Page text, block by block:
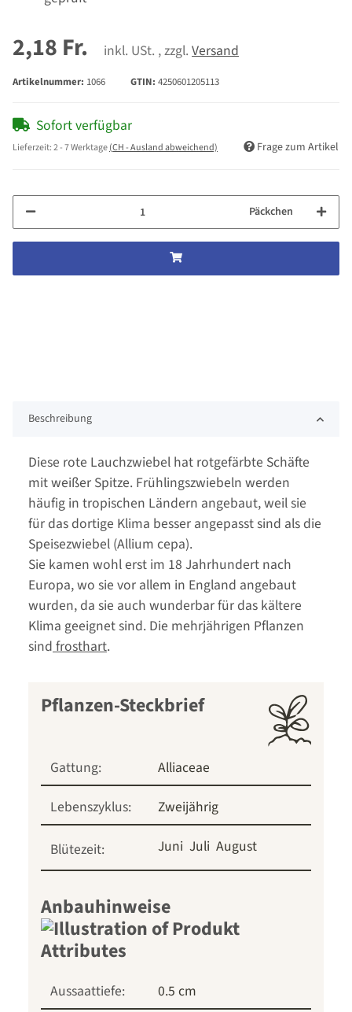
2,18 Fr. inkl. USt. , zzgl. Versand
Artikelnummer: 1066 GTIN: 4250601205113
Sofort verfügbar
Lieferzeit:2 - 7 Werktage(CH - Ausland abweichend) Frage zum Artikel
Päckchen
Beschreibung
Diese rote Lauchzwiebel hat rotgefärbte Schäfte
mit weißer Spitze. Frühlingszwiebeln werden
häufig in tropischen Ländern angebaut, weil sie
für das dortige Klima besser angepasst sind als die
Speisezwiebel (Allium cepa).
Sie kamen wohl erst im 18 Jahrhundert nach
Europa, wo sie vor allem in England angebaut
wurden, da sie auch wunderbar für das kältere
Klima geeignet sind. Die mehrjährigen Pflanzen
sindfrosthart.
Pflanzen-Steckbrief
Gattung:
Alliaceae
Lebenszyklus:
Zweijährig
Blütezeit: Juni Juli August
Anbauhinweise
Aussaattiefe: 0.5 cm